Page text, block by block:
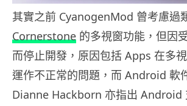
其實之前 CyanogenMod 曾考慮過
Cornerstone 的多視窗功能，但因
而停止開發，原因包括 Apps 在多
運作不正常的問題，而 Android 軟
Dianne Hackborn 亦指出 Android